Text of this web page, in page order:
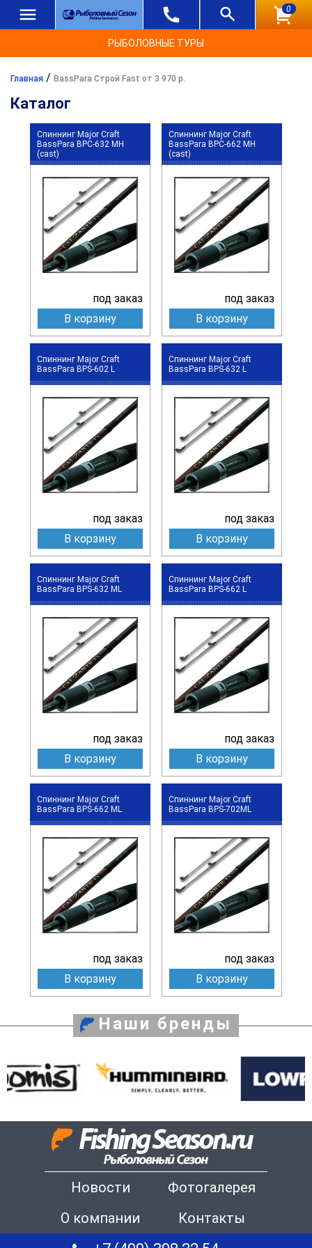
0
РЫБОЛОВНЫЕ ТУРЫ
Главная / BassPara Строй Fast от 3 970 р.
Каталог
Спиннинг Major Craft
BassPara BPC-632 MH
(cast)
под заказ
В корзину
Спиннинг Major Craft
BassPara BPC-662 MH
(cast)
под заказ
В корзину
Спиннинг Major Craft
BassPara BPS-602 L
под заказ
В корзину
Спиннинг Major Craft
BassPara BPS-632 L
под заказ
В корзину
Спиннинг Major Craft
BassPara BPS-632 ML
под заказ
В корзину
Спиннинг Major Craft
BassPara BPS-662 L
под заказ
В корзину
Спиннинг Major Craft
BassPara BPS-662 ML
под заказ
В корзину
Спиннинг Major Craft
BassPara BPS-702ML
под заказ
В корзину
Наши бренды
Новости
Фотогалерея
О компании
Контакты